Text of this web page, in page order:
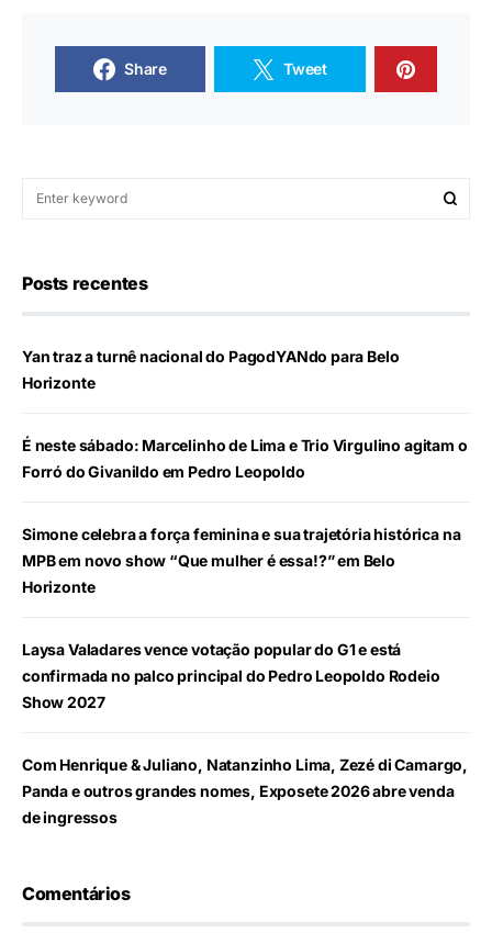
Share Tweet
Posts recentes
Yan traz a turnê nacional do PagodYANdo para Belo
Horizonte
É neste sábado: Marcelinho de Lima e Trio Virgulino agitam o
Forró do Givanildo em Pedro Leopoldo
Simone celebra a força feminina e sua trajetória histórica na
MPB em novo show “Que mulher é essa!?” em Belo
Horizonte
Laysa Valadares vence votação popular do G1 e está
confirmada no palco principal do Pedro Leopoldo Rodeio
Show 2027
Com Henrique & Juliano, Natanzinho Lima, Zezé di Camargo,
Panda e outros grandes nomes, Exposete 2026 abre venda
de ingressos
Comentários